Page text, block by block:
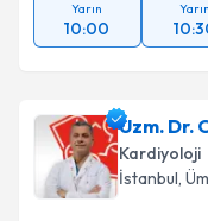
Yarın
10:00
Yarın
Uzm. Dr.
Kardiyoloji
İstanbul,